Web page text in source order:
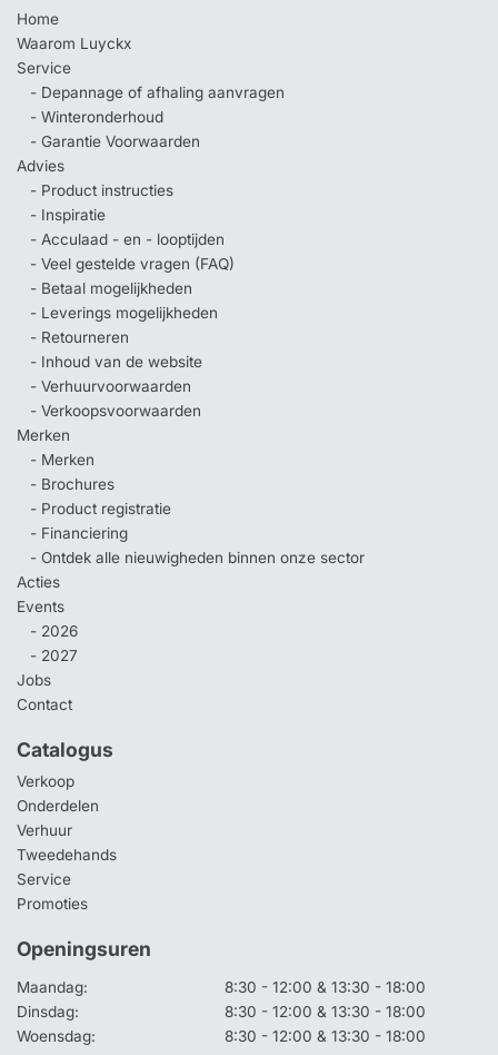
Home
Waarom Luyckx
Service
- Depannage of afhaling aanvragen
- Winteronderhoud
- Garantie Voorwaarden
Advies
- Product instructies
- Inspiratie
- Acculaad - en - looptijden
- Veel gestelde vragen (FAQ)
- Betaal mogelijkheden
- Leverings mogelijkheden
- Retourneren
- Inhoud van de website
- Verhuurvoorwaarden
- Verkoopsvoorwaarden
Merken
- Merken
- Brochures
- Product registratie
- Financiering
- Ontdek alle nieuwigheden binnen onze sector
Acties
Events
- 2026
- 2027
Jobs
Contact
Catalogus
Verkoop
Onderdelen
Verhuur
Tweedehands
Service
Promoties
Openingsuren
Maandag:
8:30 - 12:00 & 13:30 - 18:00
Dinsdag:
8:30 - 12:00 & 13:30 - 18:00
Woensdag:
8:30 - 12:00 & 13:30 - 18:00